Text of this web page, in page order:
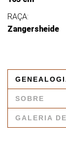
RAÇA:
Zangersheide
SOBRE
GALERIA